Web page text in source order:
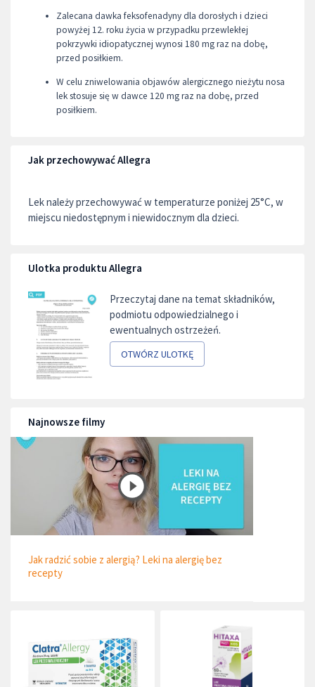
Zalecana dawka feksofenadyny dla dorosłych i dzieci
powyżej 12. roku życia w przypadku przewlekłej
pokrzywki idiopatycznej wynosi 180 mg raz na dobę,
przed posiłkiem.
W celu zniwelowania objawów alergicznego nieżytu nosa
lek stosuje się w dawce 120 mg raz na dobę, przed
posiłkiem.
Jak przechowywać Allegra
Lek należy przechowywać w temperaturze poniżej 25°C, w
miejscu niedostępnym i niewidocznym dla dzieci.
Ulotka produktu Allegra
Przeczytaj dane na temat składników,
podmiotu odpowiedzialnego i
ewentualnych ostrzeżeń.
OTWÓRZ ULOTKĘ
Najnowsze filmy
Jak radzić sobie z alergią? Leki na alergię bez
recepty